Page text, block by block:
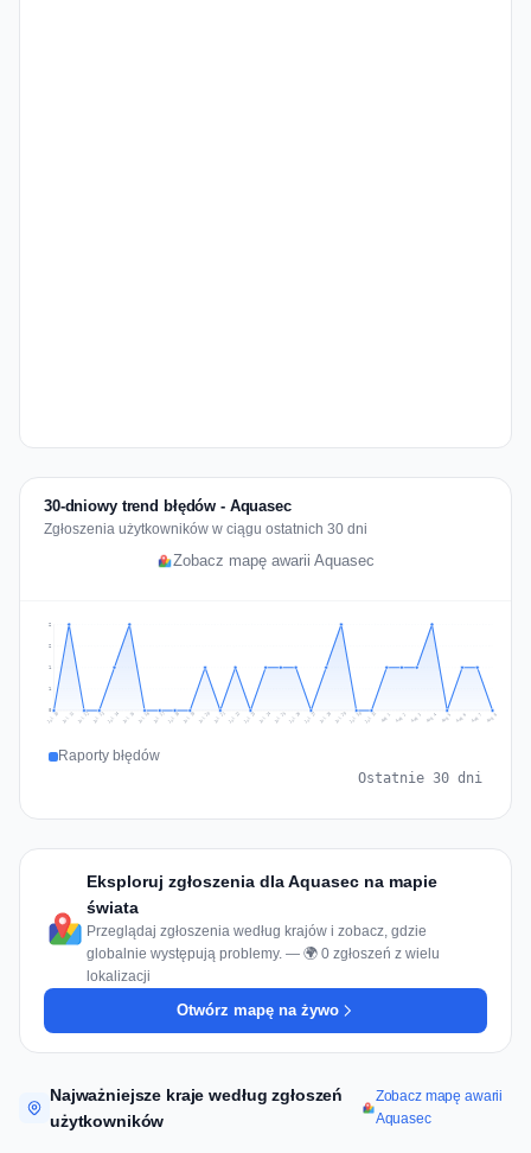
30-dniowy trend błędów - Aquasec
Zgłoszenia użytkowników w ciągu ostatnich 30 dni
Zobacz mapę awarii Aquasec
1
1
2
2
Jul 10 Jul 11 Jul 12 Jul 13 Jul 14 Jul 15 Jul 16 Jul 17 Jul 18 Jul 19 Jul 20 Jul 21 Jul 22 Jul 23 Jul 24 Jul 25 Jul 26 Jul 27 Jul 28 Jul 29 Jul 30 Jul 31 Aug 1 Aug 2 Aug 3 Aug 4 Aug 5 Aug 6 Aug 7 Aug 8
Raporty błędów
Ostatnie 30 dni
Eksploruj zgłoszenia dla Aquasec na mapie
świata
Przeglądaj zgłoszenia według krajów i zobacz, gdzie
globalnie występują problemy. — 🌍 0 zgłoszeń z wielu
lokalizacji
Otwórz mapę na żywo
Najważniejsze kraje według zgłoszeń
użytkowników
Zobacz mapę awarii
Aquasec